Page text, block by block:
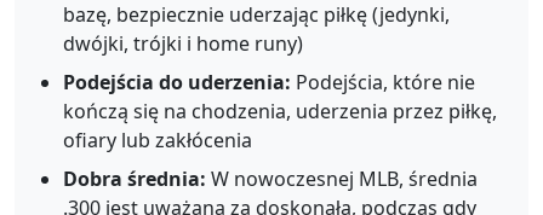
bazę, bezpiecznie uderzając piłkę (jedynki,
dwójki, trójki i home runy)
Podejścia do uderzenia: Podejścia, które nie
kończą się na chodzenia, uderzenia przez piłkę,
ofiary lub zakłócenia
Dobra średnia: W nowoczesnej MLB, średnia
.300 jest uważana za doskonałą, podczas gdy